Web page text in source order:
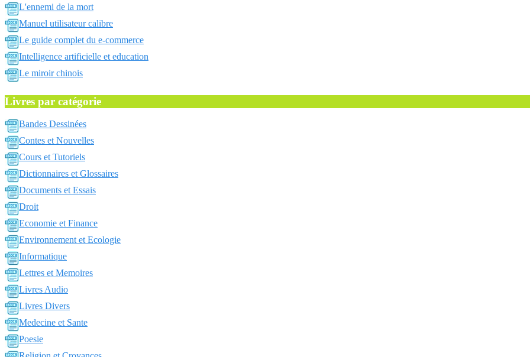
L'ennemi de la mort
Manuel utilisateur calibre
Le guide complet du e-commerce
Intelligence artificielle et education
Le miroir chinois
Livres par catégorie
Bandes Dessinées
Contes et Nouvelles
Cours et Tutoriels
Dictionnaires et Glossaires
Documents et Essais
Droit
Economie et Finance
Environnement et Ecologie
Informatique
Lettres et Memoires
Livres Audio
Livres Divers
Medecine et Sante
Poesie